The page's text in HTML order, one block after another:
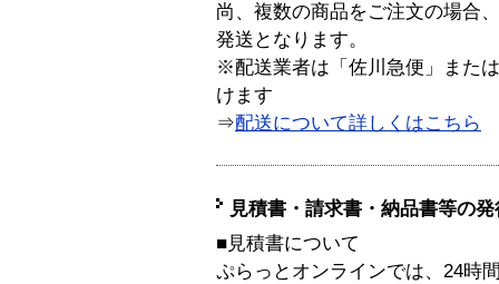
尚、複数の商品をご注文の場合
発送となります。
※配送業者は「佐川急便」また
けます
⇒配送について詳しくはこちら
見積書・請求書・納品書等の
■見積書について
ぷらっとオンラインでは、24時